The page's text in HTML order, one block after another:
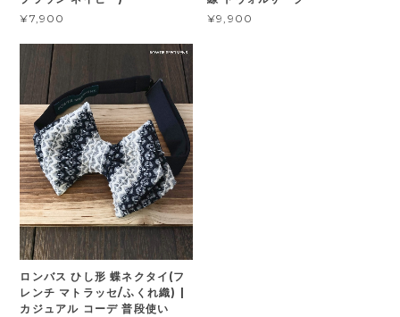
¥7,900
¥9,900
ロンバス ひし形 蝶ネクタイ(フ
レンチ マトラッセ/ふくれ織) |
カジュアル コーデ 普段使い